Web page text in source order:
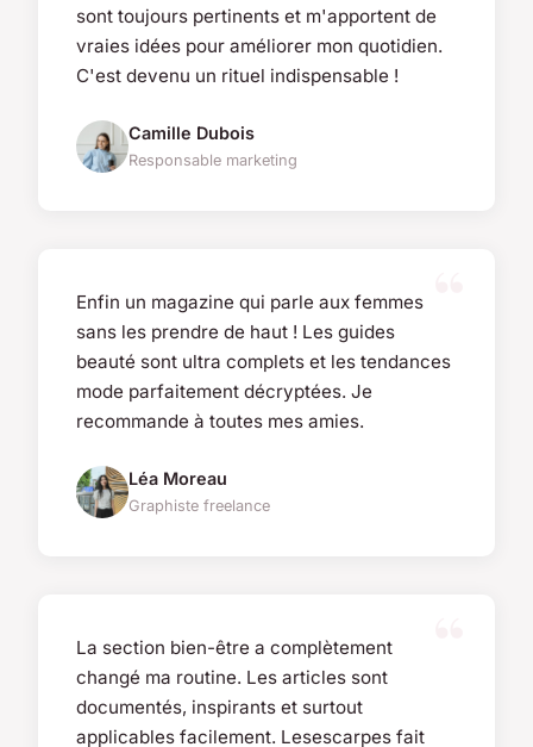
sont toujours pertinents et m'apportent de
vraies idées pour améliorer mon quotidien.
C'est devenu un rituel indispensable !
Camille Dubois
Responsable marketing
Enfin un magazine qui parle aux femmes
sans les prendre de haut ! Les guides
beauté sont ultra complets et les tendances
mode parfaitement décryptées. Je
recommande à toutes mes amies.
Léa Moreau
Graphiste freelance
La section bien-être a complètement
changé ma routine. Les articles sont
documentés, inspirants et surtout
applicables facilement. Lesescarpes fait